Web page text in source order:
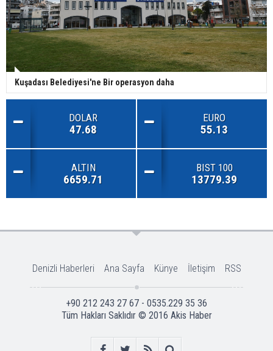
Kuşadası Belediyesi'ne Bir operasyon daha
DOLAR
47.68
EURO
55.13
ALTIN
6659.71
BIST 100
13779.39
Denizli Haberleri Ana Sayfa Künye İletişim RSS
+90 212 243 27 67 - 0535.229 35 36
Tüm Hakları Saklıdır © 2016 Akis Haber